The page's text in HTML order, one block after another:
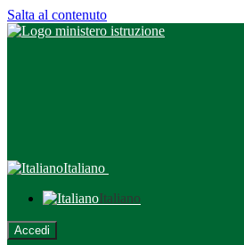
Salta al contenuto
Italiano
Italiano
Accedi